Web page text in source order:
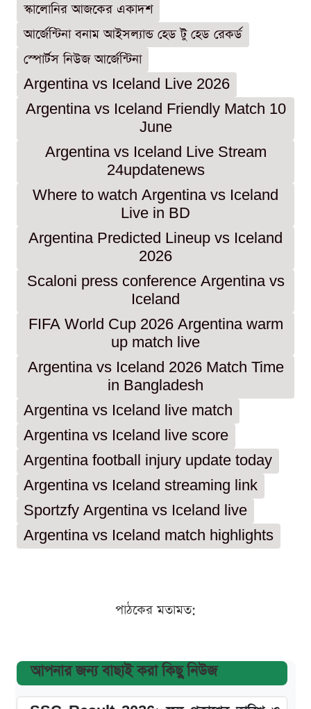
স্কালোনির আজকের একাদশ
আর্জেন্টিনা বনাম আইসল্যান্ড হেড টু হেড রেকর্ড
স্পোর্টস নিউজ আর্জেন্টিনা
Argentina vs Iceland Live 2026
Argentina vs Iceland Friendly Match 10
June
Argentina vs Iceland Live Stream
24updatenews
Where to watch Argentina vs Iceland
Live in BD
Argentina Predicted Lineup vs Iceland
2026
Scaloni press conference Argentina vs
Iceland
FIFA World Cup 2026 Argentina warm
up match live
Argentina vs Iceland 2026 Match Time
in Bangladesh
Argentina vs Iceland live match
Argentina vs Iceland live score
Argentina football injury update today
Argentina vs Iceland streaming link
Sportzfy Argentina vs Iceland live
Argentina vs Iceland match highlights
পাঠকের মতামত:
আপনার জন্য বাছাই করা কিছু নিউজ